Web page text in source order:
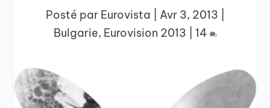
Posté par Eurovista Avr 3, 2013
Bulgarie, Eurovision 2013 14